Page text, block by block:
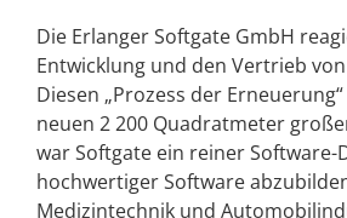
Die Erlanger Softgate GmbH
Entwicklung und den Vertrieb
Diesen „Prozess der
neuen 2 200 Quadratmeter
war Softgate ein reiner
hochwertiger Software
Medizintechnik und